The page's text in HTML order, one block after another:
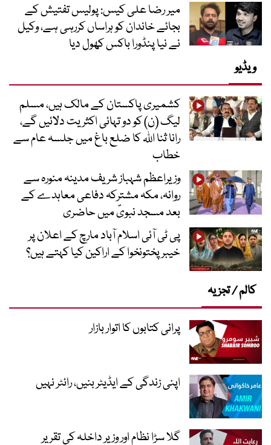
میر رضا علی کیس: پولیس تفتیش کے
بجائے خاندان کو ہراساں کررہی ہے، وکیل
نے نیا پنڈورا باکس کھول دیا
ویڈیو
کشمیری پاکستان کے مالک ہیں، مسلم
لیگ (ن) کو دو تہائی اکثریت دلائیں گے،
رانا ثنا اللہ کا ضلع باغ میں جلسہ عام سے
خطاب
وزیراعظم شہباز شریف مدینہ منورہ سے
روانہ، مکہ مشترکہ دفاعی معاہدے کے
بعد مسجد نبویؐ میں حاضری
پی ٹی آئی اسلام آباد مارچ کے اعلان پر
خیبر پختونخوا کے اراکین کیا کہتے ہیں؟
کالم / تجزیہ
پرانی کتابوں کا اتوار بازار
اپنی زندگی کے ایڈیٹر بنیں، رائٹر نہیں
گلا سڑا نظام اور وزیر داخلہ کی تقریر